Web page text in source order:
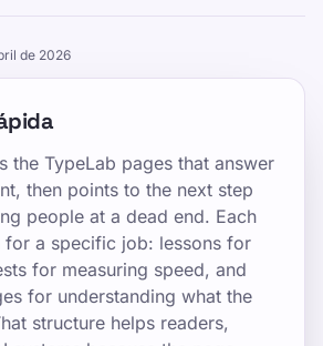
de 2026
the TypeLab pages that answer
then points to the next step
people at a dead end. Each
for a specific job: lessons for
for measuring speed, and
for understanding what the
structure helps readers,